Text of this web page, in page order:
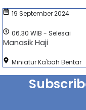
19 September 2024
06.30 WIB - Selesai
Manasik Haji
Miniatur Ka'bah Bentar